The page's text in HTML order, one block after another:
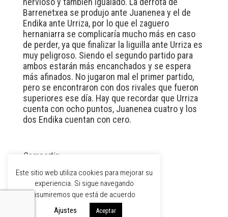
Barrenetxea se produjo ante Juanenea y el de
Endika ante Urriza, por lo que el zaguero
hernaniarra se complicaría mucho más en caso
de perder, ya que finalizar la liguilla ante Urriza es
muy peligroso. Siendo el segundo partido para
ambos estarán más encanchados y se espera
más afinados. No jugaron mal el primer partido,
pero se encontraron con dos rivales que fueron
superiores ese día. Hay que recordar que Urriza
cuenta con ocho puntos, Juanenea cuatro y los
dos Endika cuentan con cero.
Compartir:
Este sitio web utiliza cookies para mejorar su
experiencia. Si sigue navegando
asumiremos que está de acuerdo
Ajustes
Aceptar